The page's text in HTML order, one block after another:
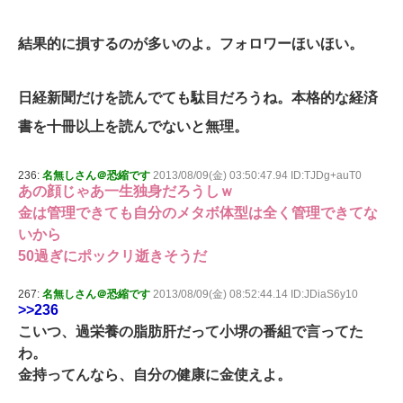
結果的に損するのが多いのよ。フォロワーほいほい。
日経新聞だけを読んでても駄目だろうね。本格的な経済
書を十冊以上を読んでないと無理。
236: 名無しさん＠恐縮です 2013/08/09(金) 03:50:47.94 ID:TJDg+auT0
あの顔じゃあ一生独身だろうしｗ
金は管理できても自分のメタボ体型は全く管理できてな
いから
50過ぎにポックリ逝きそうだ
267: 名無しさん＠恐縮です 2013/08/09(金) 08:52:44.14 ID:JDiaS6y10
>>236
こいつ、過栄養の脂肪肝だって小堺の番組で言ってた
わ。
金持ってんなら、自分の健康に金使えよ。